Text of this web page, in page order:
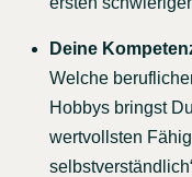
Deine
Welche
Hobbys bringst
wertvollsten